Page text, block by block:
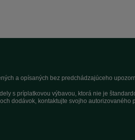
a opísaných bez predchádzajúceho
s príplatkovou výbavou, ktorá nie je
dodávok, kontaktujte svojho autorizovaného